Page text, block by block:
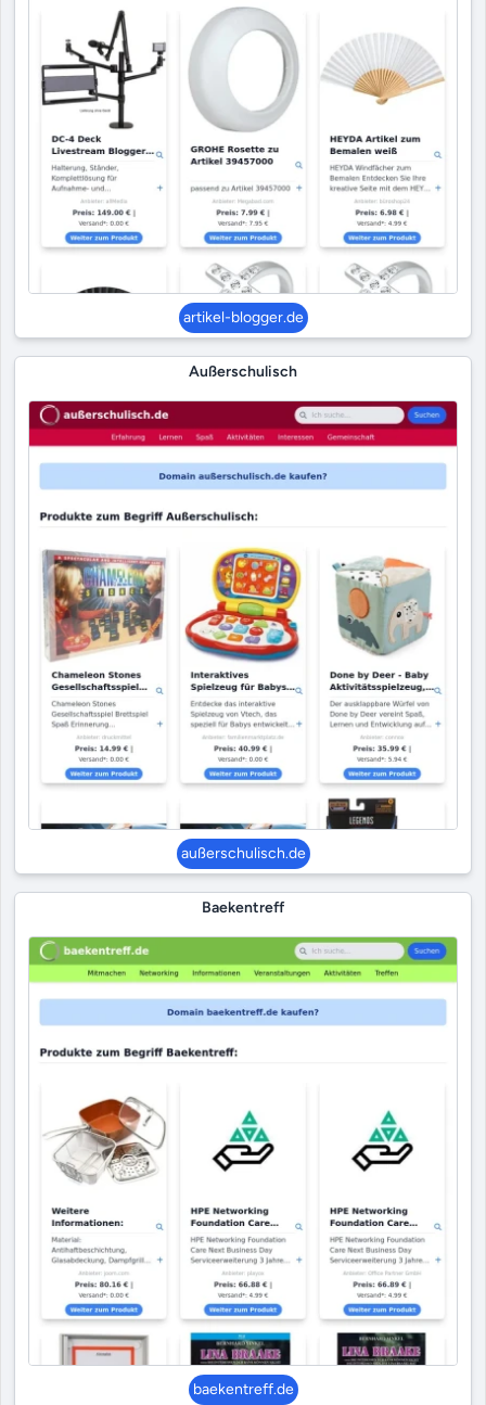
artikel-blogger.de
Außerschulisch
außerschulisch.de
Baekentreff
baekentreff.de